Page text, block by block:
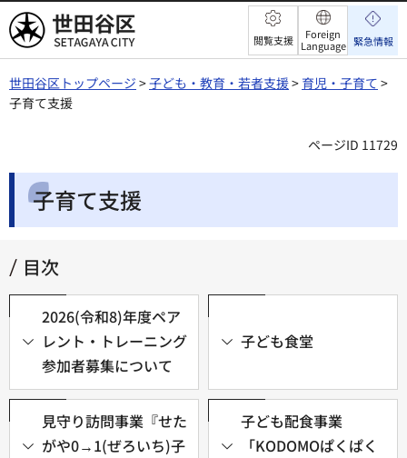
世田谷区 閲覧支援
Foreign
Language 緊急情報
世田谷区トップページ >子ども・教育・若者支援> 育児・子育て >
子育て支援
ページID 11729
子育て支援
目次
2026(令和8)年度ペア
レント・トレーニング
参加者募集について
子ども食堂
見守り訪問事業『せた
がや0→1(ぜろいち)子
子ども配食事業
「KODOMOぱくぱく